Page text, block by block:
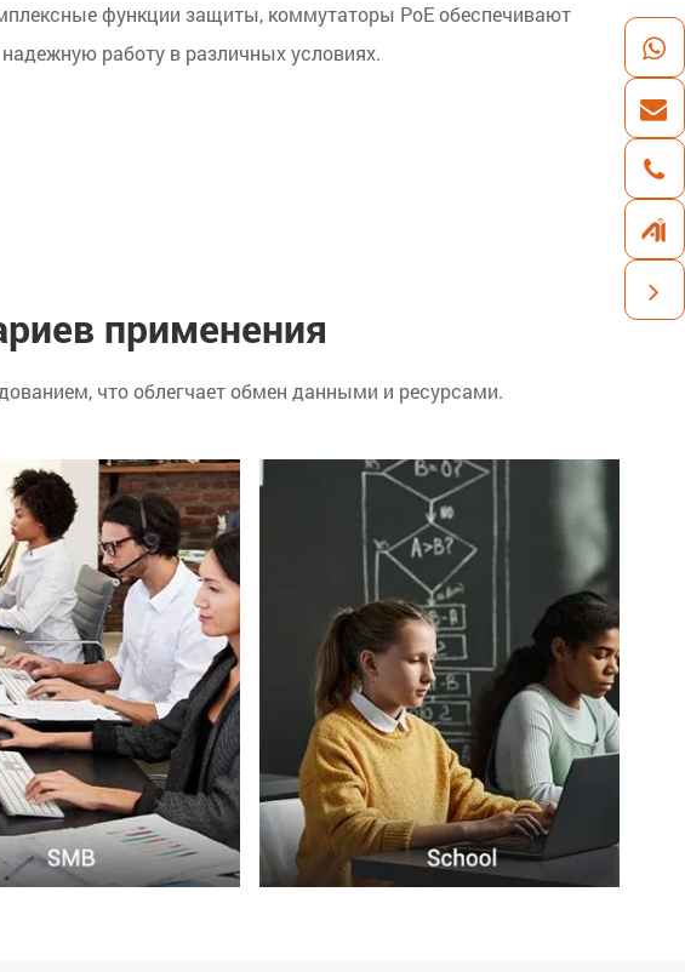
функции защиты, коммутаторы PoE обеспечивают
работу в различных условиях.
применения
что облегчает обмен данными и ресурсами.